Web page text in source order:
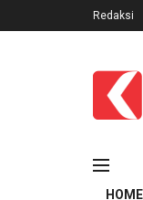
Redaksi
HOME